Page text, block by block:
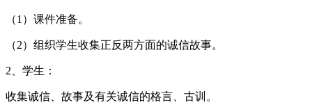
（1）课件准备。
（2）组织学生收集正反两方面的诚信故事。
2、学生：
收集诚信、故事及有关诚信的格言、古训。